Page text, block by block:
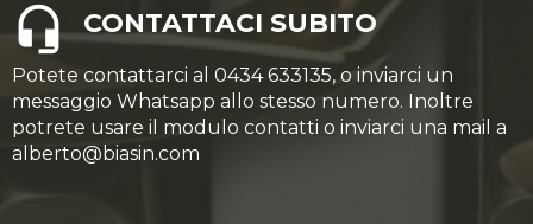
CONTATTACI SUBITO
Potete contattarci al 0434 633135, o inviarci un
messaggio Whatsapp allo stesso numero. Inoltre
potrete usare il modulo contatti o inviarci una mail a
alberto@biasin.com